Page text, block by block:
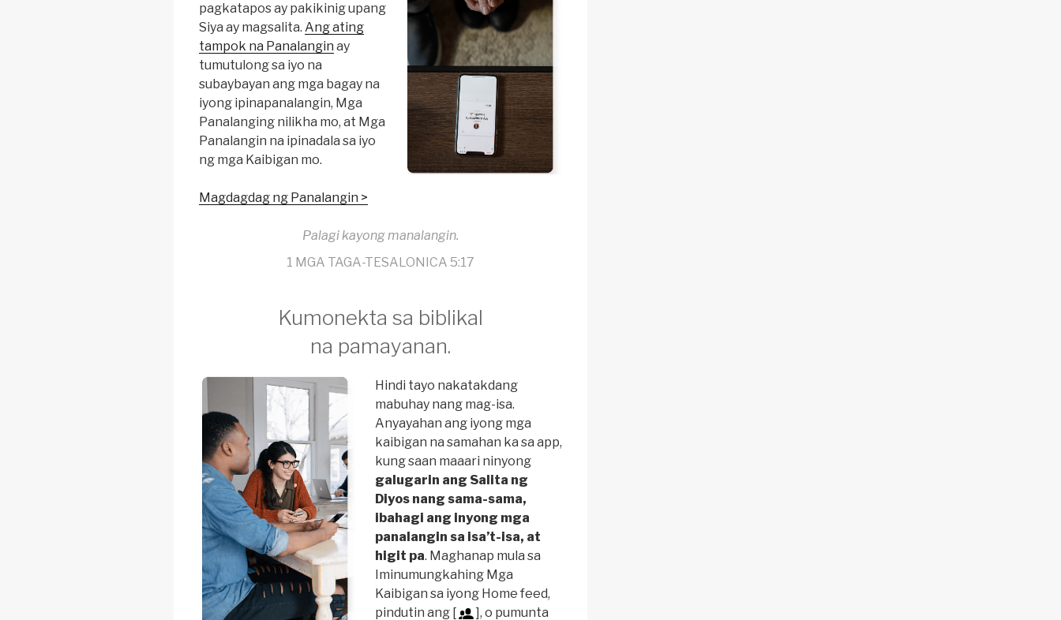
pagkatapos ay pakikinig upang
Siya ay magsalita. Ang ating
tampok na Panalangin ay
tumutulong sa iyo na
subaybayan ang mga bagay na
iyong ipinapanalangin, Mga
Panalanging nilikha mo, at Mga
Panalangin na ipinadala sa iyo
ng mga Kaibigan mo.
Magdagdag ng Panalangin >
Palagi kayong manalangin.
1 MGA TAGA-TESALONICA 5:17
Kumonekta sa biblikal
na pamayanan.
Hindi tayo nakatakdang
mabuhay nang mag-isa.
Anyayahan ang iyong mga
kaibigan na samahan ka sa app,
kung saan maaari ninyong
galugarin ang Salita ng
Diyos nang sama-sama,
ibahagi ang inyong mga
panalangin sa isa’t-isa, at
higit pa. Maghanap mula sa
Iminumungkahing Mga
Kaibigan sa iyong Home feed,
pindutin ang [
], o pumunta